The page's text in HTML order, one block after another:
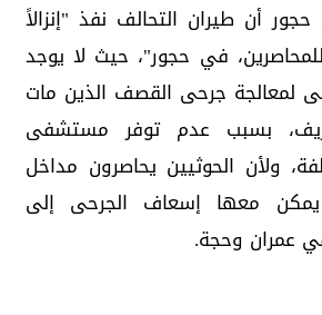
أن طيران التحالف نفذ "إنزالاً
في حجور"، حيث لا يوجد
لمعالجة جرحى القصف الذين مات
بسبب عدم توفر مستشفى
ولأن الحوثيين يحاصرون مداخل
يمكن معها إسعاف الجرحى إلى
عمران وحجة.